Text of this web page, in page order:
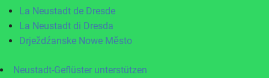
La Neustadt de Dresde
La Neustadt di Dresda
Drježdźanske Nowe Město
Neustadt-Geflüster unterstützen